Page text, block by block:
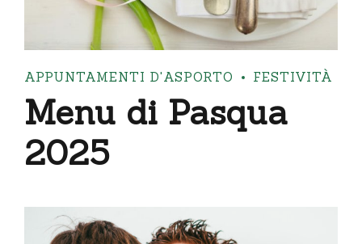
APPUNTAMENTI D'ASPORTO FESTIVITÀ
Menu di Pasqua
2025